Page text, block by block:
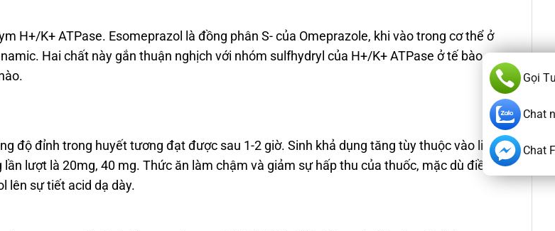
H+/K+ ATPase. Esomeprazol là đồng phân S- của Omeprazole, khi vào trong cơ thể ở
Hai chất này gắn thuận nghịch với nhóm sulfhydryl của H+/K+ ATPase ở tế bào
độ đỉnh trong huyết tương đạt được sau 1-2 giờ. Sinh khả dụng tăng tùy thuộc vào liều
lượt là 20mg, 40 mg. Thức ăn làm chậm và giảm sự hấp thu của thuốc, mặc dù điều
lên sự tiết acid dạ dày.
Gọi
Chat
Chat